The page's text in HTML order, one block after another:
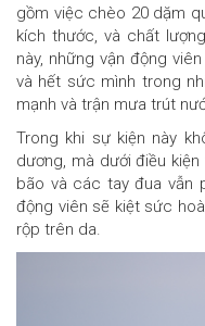
gồm việc chèo 20 dặm
kích thước, và chất
này, những vận động
và hết sức mình trong
mạnh và trận mưa trút
Trong khi sự kiện này
dương, mà dưới điều
bão và các tay đua vẫn
động viên sẽ kiệt sức
rộp trên da.